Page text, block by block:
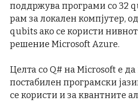
поддржува програми со 32
рам за локален компјутер,
qubits ако се користи
решение Microsoft Azure.
Целта со Q# на Microsoft е
постабилен програмски
се користи и за квантните